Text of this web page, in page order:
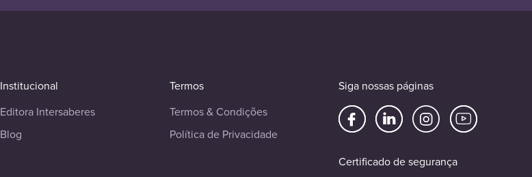
Institucional
Editora Intersaberes
Blog
Termos
Termos & Condições
Política de Privacidade
Siga nossas páginas
Certificado de segurança